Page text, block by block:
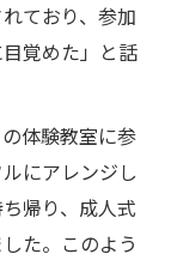
選び方
の特徴
ント
を演出
方ガイド
ート初心者
ており、参加
覚めた」と話
体験教室に参
にアレンジし
帰り、成人式
た。このよう